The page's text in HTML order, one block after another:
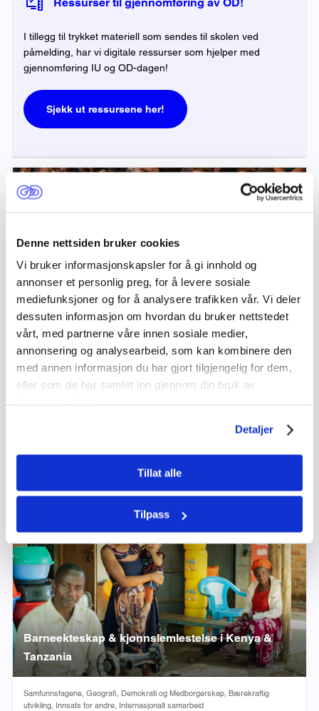
Denne nettsiden bruker cookies
Vi bruker informasjonskapsler for å gi innhold og
annonser et personlig preg, for å levere sosiale
mediefunksjoner og for å analysere trafikken vår. Vi deler
dessuten informasjon om hvordan du bruker nettstedet
vårt, med partnerne våre innen sosiale medier,
annonsering og analysearbeid, som kan kombinere den
med annen informasjon du har gjort tilgjengelig for dem,
eller som de har samlet inn gjennom din bruk av
Detaljer
Tillat alle
Tilpass
I tillegg til trykket materiell som sendes til skolen ved
påmelding, har vi digitale ressurser som hjelper med
gjennomføring IU og OD-dagen!
Sjekk ut ressursene her!
UNDERVISNINGSOPPLEGG
Oss og dem
Varighet:
20 minutter Fag:
Samfunnsfagene, Religion og Etikk
UNDERVISNINGSOPPLEGG OD 2025
Barneekteskap & kjønnslemlestelse i Kenya &
Tanzania
Fag:
Samfunnsfagene, Geografi, Demokrati og Medborgerskap, Bærekraftig
utvikling, Innsats for andre, Internasjonalt samarbeid